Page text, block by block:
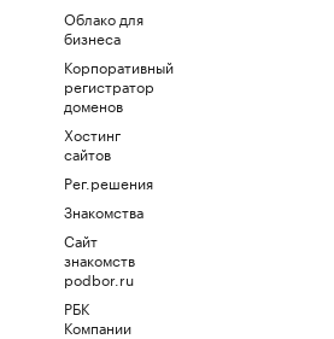
Облако для
бизнеса
Корпоративный
регистратор
доменов
Хостинг
сайтов
Рег.решения
Знакомства
Сайт
знакомств
podbor.ru
РБК
Компании